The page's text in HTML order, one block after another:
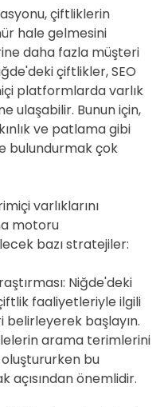
çiftliklerin
hale gelmesini
daha fazla müşteri
çiftlikler, SEO
platformlarda varlık
ulaşabilir. Bunun için,
ve patlama gibi
bulundurmak çok
varlıklarını
motoru
bazı stratejiler:
Niğde'deki
faaliyetleriyle ilgili
başlayın.
arama terimlerini
bu
açısından önemlidir.